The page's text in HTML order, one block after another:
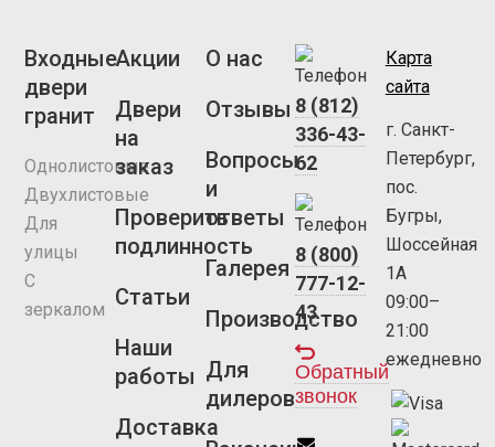
Входные
двери
гранит
Однолистовые
Двухлистовые
Для
улицы
С
зеркалом
Акции
Двери
на
заказ
Проверить
подлинность
Статьи
Наши
работы
Доставка
О нас
Отзывы
Вопросы
и
ответы
Галерея
Производство
Для
дилеров
8 (812)
336-43-
62
8 (800)
777-12-
43
Обратный
звонок
Карта
сайта
г. Санкт-
Петербург,
пос.
Бугры,
Шоссейная
1А
09:00–
21:00
ежедневно